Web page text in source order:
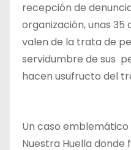
recepción de
organización, unas 35
valen de la trata de
servidumbre de sus
hacen usufructo del
Un caso
Nuestra Huella donde